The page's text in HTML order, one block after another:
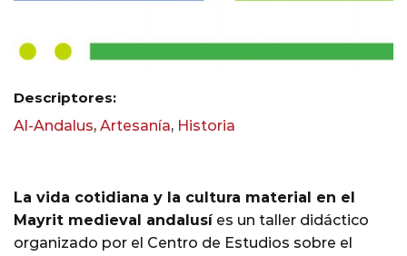
Descriptores:
Al-Andalus, Artesanía, Historia
La vida cotidiana y la cultura material en el
Mayrit medieval andalusíes un taller didáctico
organizado por el Centro de Estudios sobre el